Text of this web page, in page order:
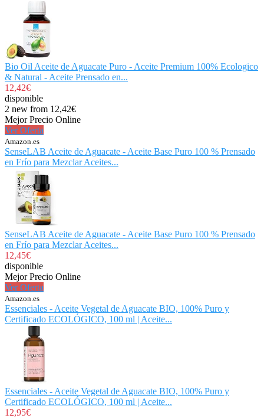
Bio Oil Aceite de Aguacate Puro - Aceite Premium 100% Ecologico
& Natural - Aceite Prensado en...
12,42€
disponible
2 new from 12,42€
Mejor Precio Online
Ver Oferta
Amazon.es
SenseLAB Aceite de Aguacate - Aceite Base Puro 100 % Prensado
en Frío para Mezclar Aceites...
SenseLAB Aceite de Aguacate - Aceite Base Puro 100 % Prensado
en Frío para Mezclar Aceites...
12,45€
disponible
Mejor Precio Online
Ver Oferta
Amazon.es
Essenciales - Aceite Vegetal de Aguacate BIO, 100% Puro y
Certificado ECOLÓGICO, 100 ml | Aceite...
Essenciales - Aceite Vegetal de Aguacate BIO, 100% Puro y
Certificado ECOLÓGICO, 100 ml | Aceite...
12,95€